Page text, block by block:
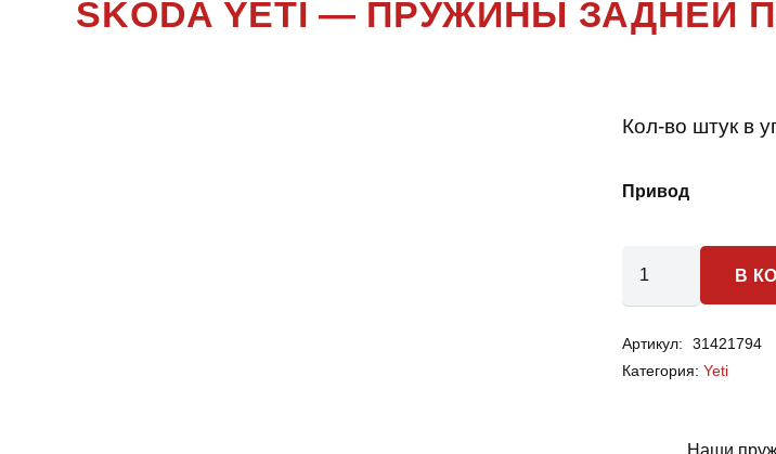
SKODA YETI — ПРУЖИНЫ
Кол-во штук в
Привод
Yeti
-
В
Артикул:
31421794
Категория:Yeti
Наши